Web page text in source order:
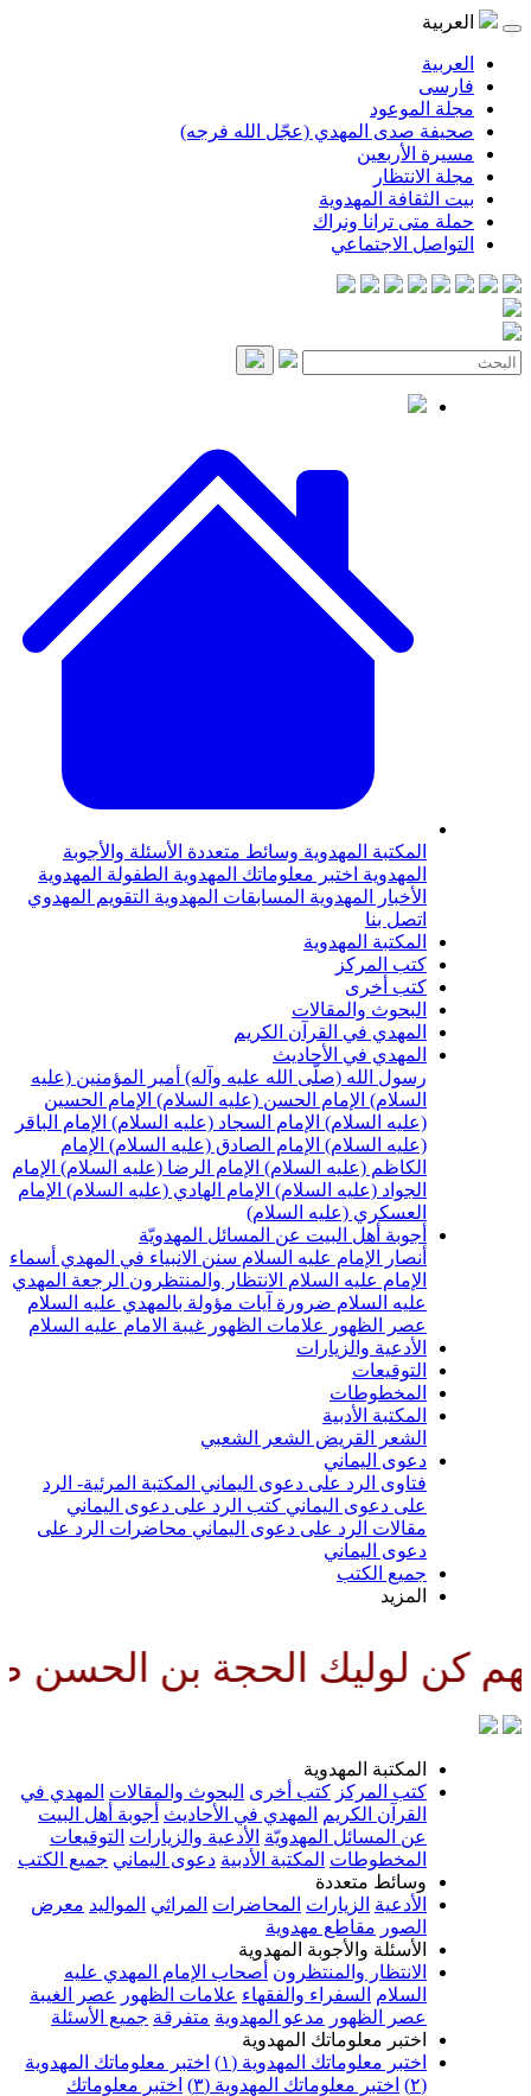
العربية
العربية
فارسی
مجلة الموعود
صحيفة صدى المهدي (عجّل الله فرجه)
مسيرة الأربعين
مجلة الانتظار
بيت الثقافة المهدوية
حملة متى ترانا ونراك
التواصل الاجتماعي
المكتبة المهدوية وسائط متعددة الأسئلة والأجوبة
المهدوية اختبر معلوماتك المهدوية الطفولة المهدوية
الأخبار المهدوية المسابقات المهدوية التقويم المهدوي
اتصل بنا
المكتبة المهدوية
كتب المركز
كتب أخرى
البحوث والمقالات
المهدي في القرآن الكريم
المهدي في الأحاديث
رسول الله (صلّى الله عليه وآله) أمير المؤمنين (عليه
السلام) الإمام الحسن (عليه السلام) الإمام الحسين
(عليه السلام) الإمام السجاد (عليه السلام) الإمام الباقر
(عليه السلام) الإمام الصادق (عليه السلام) الإمام
الكاظم (عليه السلام) الإمام الرضا (عليه السلام) الإمام
الجواد (عليه السلام) الإمام الهادي (عليه السلام) الإمام
العسكري (عليه السلام)
أجوبة أهل البيت عن المسائل المهدويّة
أنصار الإمام عليه السلام سنن الانبياء في المهدي أسماء
الإمام عليه السلام الانتظار والمنتظرون الرجعة المهدي
عليه السلام ضرورة آيات مؤولة بالمهدي عليه السلام
عصر الظهور
علامات الظهور غيبة الامام عليه السلام
الأدعية والزيارات
التوقيعات
المخطوطات
المكتبة الأدبية
الشعر القريض الشعر الشعبي
دعوى اليماني
فتاوى الرد على دعوى اليماني المكتبة المرئية- الرد
على دعوى اليماني كتب الرد على دعوى اليماني
مقالات الرد على دعوى اليماني محاضرات الرد على
دعوى اليماني
جميع الكتب
المزيد
الحجة بن الحسن صلواتك
المكتبة المهدوية
كتب المركز كتب أخرى البحوث والمقالات المهدي في
القرآن الكريم
المهدي في الأحاديث أجوبة أهل البيت
عن المسائل المهدويّة الأدعية والزيارات التوقيعات
المخطوطات المكتبة الأدبية دعوى اليماني جميع الكتب
وسائط متعددة
الأدعية الزيارات المحاضرات المراثي المواليد معرض
الصور مقاطع مهدوية
الأسئلة والأجوبة المهدوية
الانتظار والمنتظرون أصحاب الإمام المهدي عليه
السلام السفراء والفقهاء علامات الظهور
عصر الغيبة
عصر الظهور مدعو المهدوية متفرقة جميع الأسئلة
اختبر معلوماتك المهدوية
اختبر معلوماتك المهدوية (١)
اختبر معلوماتك المهدوية
(٢)
اختبر معلوماتك المهدوية (٣)
اختبر معلوماتك